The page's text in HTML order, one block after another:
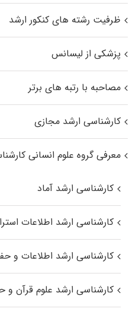
ظرفیت رشته های کنکور ارشد
پزشکی از لیسانس
مصاحبه با رتبه های برتر
کارشناسی ارشد مجازی
معرفی گروه علوم انسانی
کارشناسی ارشد آماد
کارشناسی ارشد اطلاعات
کارشناسی ارشد اطلاعات و
کارشناسی ارشد علوم قرآن